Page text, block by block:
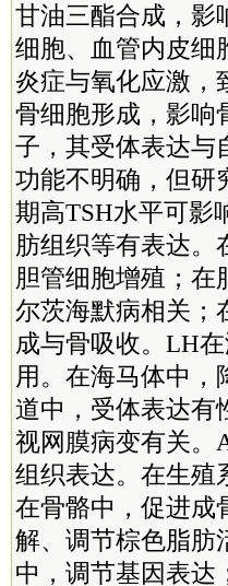
甘油三酯合成，影
细胞、血管内皮细
炎症与氧化应激，
骨细胞形成，影响
子，其受体表达与
功能不明确，但研
期高TSH水平可影
肪组织等有表达。
胆管细胞增殖；在
尔茨海默病相关；
成与骨吸收。LH
用。在海马体中，
道中，受体表达有
视网膜病变有关。
组织表达。在生殖
在骨骼中，促进成
解、调节棕色脂肪
中，调节基因表达